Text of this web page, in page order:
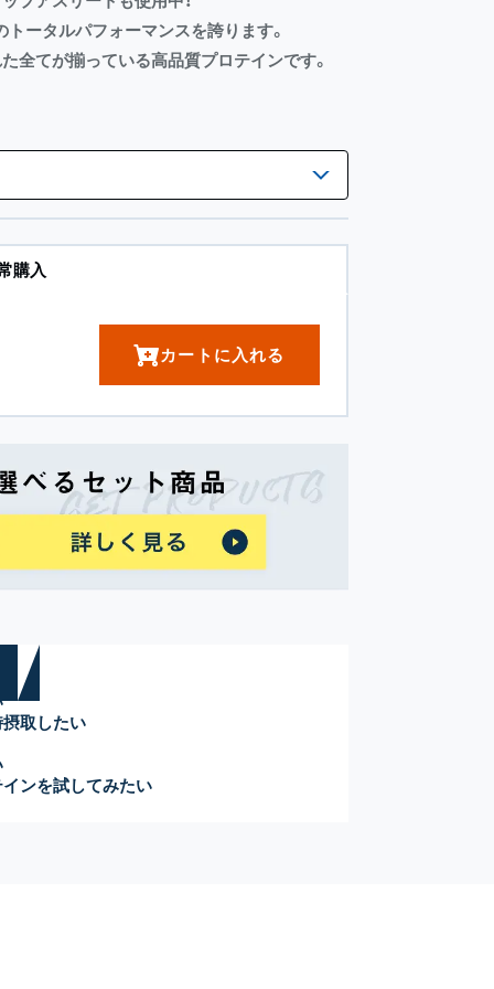
ータルパフォーマンスを誇ります。
全てが揃っている高品質プロテインです。
購入
カートに入れる
取したい
ンを試してみたい